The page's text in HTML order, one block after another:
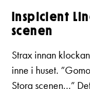
Inspicient
scenen
Strax innan
inne i huset.
Stora scenen…”